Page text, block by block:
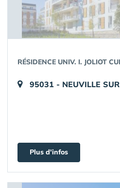
RÉSIDENCE UNIV. I. JOLIOT
95031 - NEUVILLE
Plus d'infos